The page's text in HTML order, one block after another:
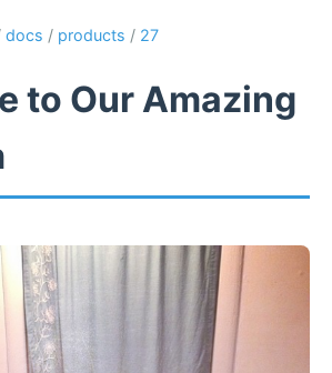
docs / products / 27
to Our Amazing